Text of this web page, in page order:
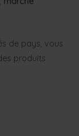
de pays, vous
produits